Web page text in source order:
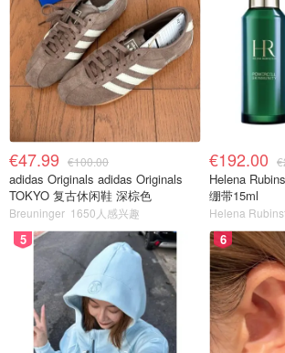
€47.99 €100.00
adidas Originals adidas Originals
TOKYO 复古休闲鞋 深棕色
Breuninger 1650人感兴趣
€192.00
Helena
绷带15ml
Helena
5 6